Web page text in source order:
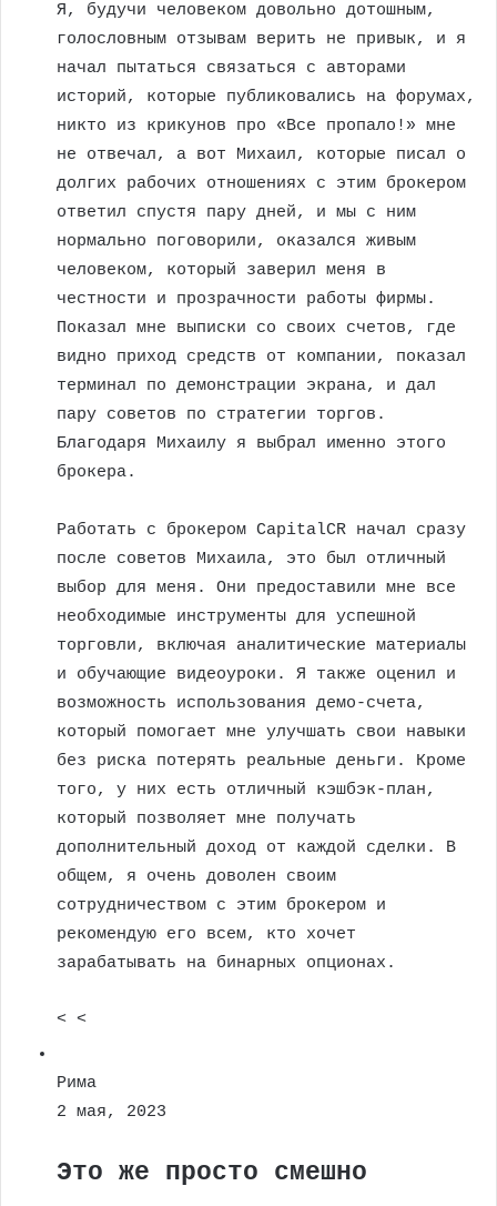
Я, будучи человеком довольно дотошным,
голословным отзывам верить не привык, и я
начал пытаться связаться с авторами
историй, которые публиковались на форумах,
никто из крикунов про «Все пропало!» мне
не отвечал, а вот Михаил, которые писал о
долгих рабочих отношениях с этим брокером
ответил спустя пару дней, и мы с ним
нормально поговорили, оказался живым
человеком, который заверил меня в
честности и прозрачности работы фирмы.
Показал мне выписки со своих счетов, где
видно приход средств от компании, показал
терминал по демонстрации экрана, и дал
пару советов по стратегии торгов.
Благодаря Михаилу я выбрал именно этого
брокера.
Работать с брокером CapitalCR начал сразу
после советов Михаила, это был отличный
выбор для меня. Они предоставили мне все
необходимые инструменты для успешной
торговли, включая аналитические материалы
и обучающие видеоуроки. Я также оценил и
возможность использования демо-счета,
который помогает мне улучшать свои навыки
без риска потерять реальные деньги. Кроме
того, у них есть отличный кэшбэк-план,
который позволяет мне получать
дополнительный доход от каждой сделки. В
общем, я очень доволен своим
сотрудничеством с этим брокером и
рекомендую его всем, кто хочет
зарабатывать на бинарных опционах.
< <
Рима
2 мая, 2023
Это же просто смешно